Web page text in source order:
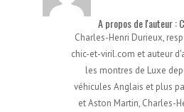
A propos de l'auteur :
Charles-Henri Durieux,
chic-et-viril.com et auteur
les montres de Luxe
véhicules Anglais et plus
et Aston Martin, Charles-